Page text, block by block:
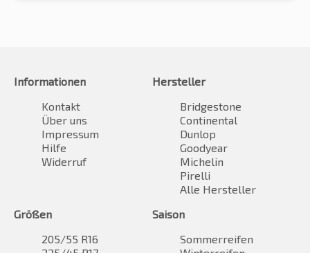
Informationen
Kontakt
Über uns
Impressum
Hilfe
Widerruf
Hersteller
Bridgestone
Continental
Dunlop
Goodyear
Michelin
Pirelli
Alle Hersteller
Größen
205/55 R16
Saison
Sommerreifen